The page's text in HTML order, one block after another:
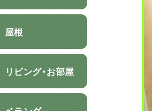
屋根
リビング・お部屋